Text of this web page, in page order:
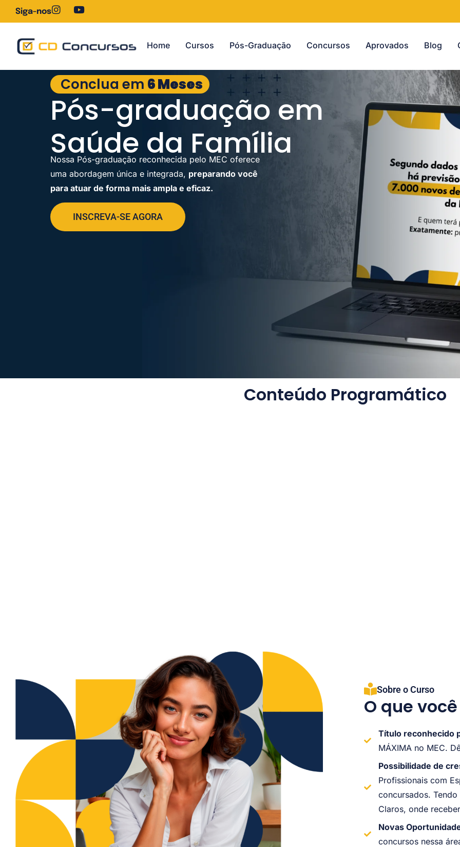
Siga-nos
Home Cursos Pós-Graduação Concursos Aprovados Blog
Conclua em 6 Meses
Pós-graduação em
Saúde da Família
Nossa Pós-graduação reconhecida pelo MEC oferece
uma abordagem única e integrada, preparando você
para atuar de forma mais ampla e eficaz.
INSCREVA-SE AGORA
Conteúdo Programático
Sobre o Curso
O que
Título reconhecido
MÁXIMA no MEC.
Possibilidade de
Profissionais com
concursados.
Claros, onde
Novas
concursos nessa